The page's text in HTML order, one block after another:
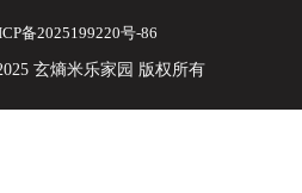
备2025199220号-86
玄熵米乐家园 版权所有